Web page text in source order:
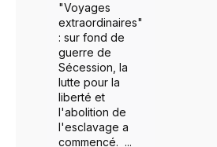
"Voyages
extraordinaires"
: sur fond de
guerre de
Sécession, la
lutte pour la
liberté et
l'abolition de
l'esclavage a
commencé. ...